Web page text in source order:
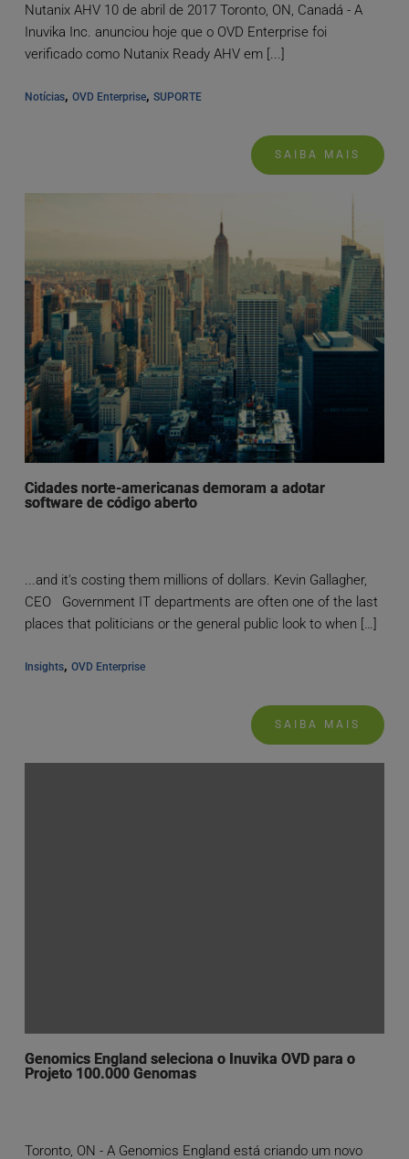
Nutanix AHV 10 de abril de 2017 Toronto, ON, Canadá - A
Inuvika Inc. anunciou hoje que o OVD Enterprise foi
verificado como Nutanix Ready AHV em [...]
Notícias, OVD Enterprise, SUPORTE
SAIBA MAIS
Cidades norte-americanas demoram a adotar
software de código aberto
...and it's costing them millions of dollars. Kevin Gallagher,
CEO Government IT departments are often one of the last
places that politicians or the general public look to when […]
Insights, OVD Enterprise
SAIBA MAIS
Genomics England seleciona o Inuvika OVD para o
Projeto 100.000 Genomas
Toronto, ON - A Genomics England está criando um novo